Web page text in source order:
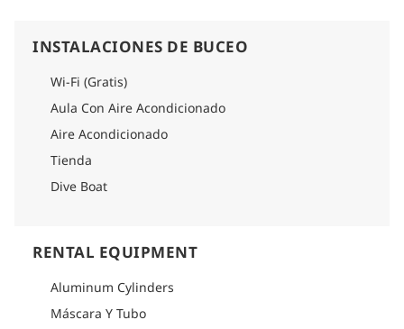
INSTALACIONES DE BUCEO
Wi-Fi (Gratis)
Aula Con Aire Acondicionado
Aire Acondicionado
Tienda
Dive Boat
RENTAL EQUIPMENT
Aluminum Cylinders
Máscara Y Tubo